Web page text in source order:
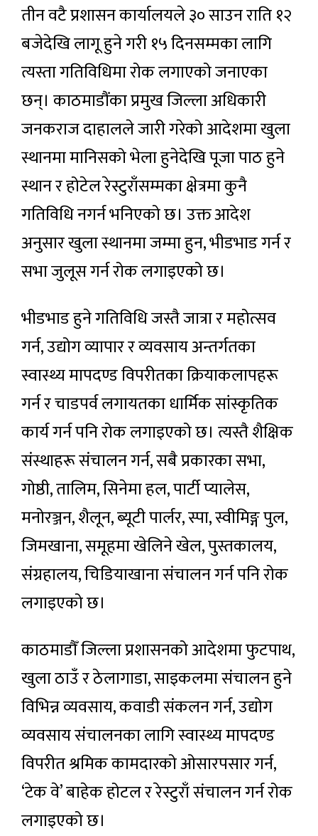
तीन वटै प्रशासन कार्यालयले ३० साउन राति १२
बजेदेखि लागू हुने गरी १५ दिनसम्मका लागि
त्यस्ता गतिविधिमा रोक लगाएको जनाएका
छन्। काठमाडौंका प्रमुख जिल्ला अधिकारी
जनकराज दाहालले जारी गरेको आदेशमा खुला
स्थानमा मानिसको भेला हुनेदेखि पूजा पाठ हुने
स्थान र होटेल रेस्टुराँसम्मका क्षेत्रमा कुनै
गतिविधि नगर्न भनिएको छ। उक्त आदेश
अनुसार खुला स्थानमा जम्मा हुन, भीडभाड गर्न र
सभा जुलूस गर्न रोक लगाइएको छ।
भीडभाड हुने गतिविधि जस्तै जात्रा र महोत्सव
गर्न, उद्योग व्यापार र व्यवसाय अन्तर्गतका
स्वास्थ्य मापदण्ड विपरीतका क्रियाकलापहरू
गर्न र चाडपर्व लगायतका धार्मिक सांस्कृतिक
कार्य गर्न पनि रोक लगाइएको छ। त्यस्तै शैक्षिक
संस्थाहरू संचालन गर्न, सबै प्रकारका सभा,
गोष्ठी, तालिम, सिनेमा हल, पार्टी प्यालेस,
मनोरञ्जन, शैलून, ब्यूटी पार्लर, स्पा, स्वीमिङ्ग पुल,
जिमखाना, समूहमा खेलिने खेल, पुस्तकालय,
संग्रहालय, चिडियाखाना संचालन गर्न पनि रोक
लगाइएको छ।
काठमाडौँ जिल्ला प्रशासनको आदेशमा फुटपाथ,
खुला ठाउँ र ठेलागाडा, साइकलमा संचालन हुने
विभिन्न व्यवसाय, कवाडी संकलन गर्न, उद्योग
व्यवसाय संचालनका लागि स्वास्थ्य मापदण्ड
विपरीत श्रमिक कामदारको ओसारपसार गर्न,
‘टेक वे’ बाहेक होटल र रेस्टुराँ संचालन गर्न रोक
लगाइएको छ।